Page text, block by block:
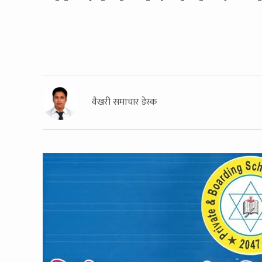
वैखरी समाचार डेस्क